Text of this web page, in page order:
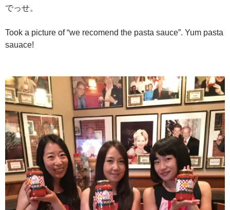
でっせ。
Took a picture of “we recomend the pasta sauce”. Yum pasta
sauace!